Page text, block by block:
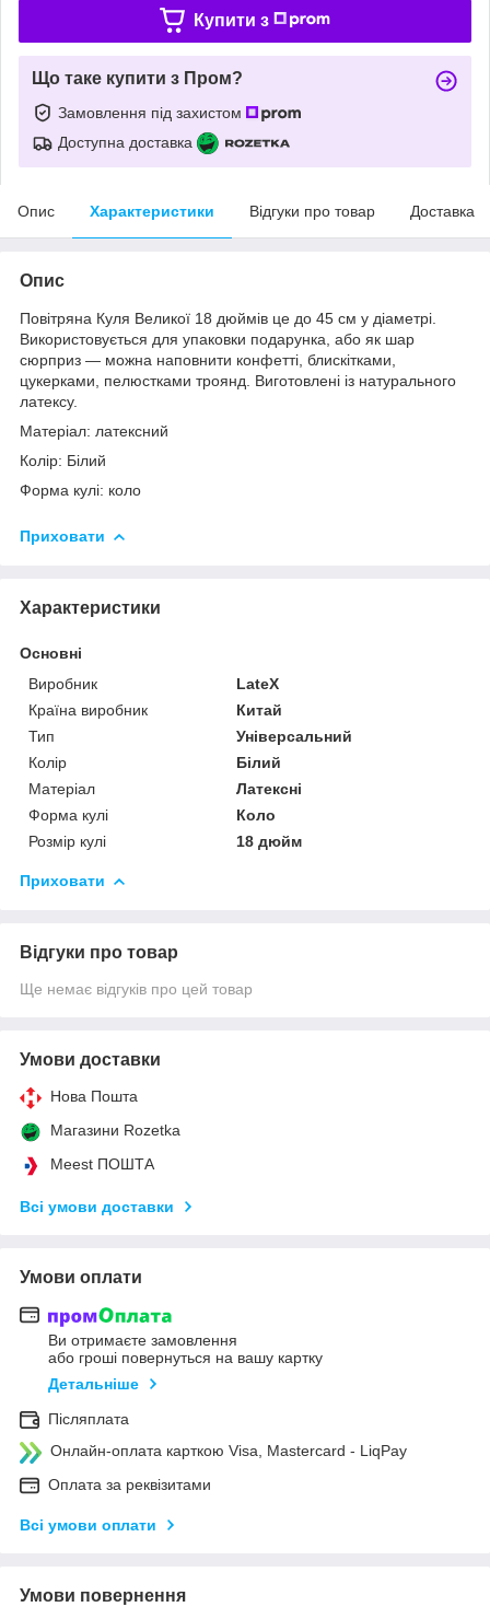
Купити з
Що таке купити з Пром?
Замовлення під захистом
Доступна доставка
Опис Характеристики Відгуки про товар Доставка
Опис
Повітряна Куля Великої 18 дюймів це до 45 см у діаметрі.
Використовується для упаковки подарунка, або як шар
сюрприз ― можна наповнити конфетті, блискітками,
цукерками, пелюстками троянд. Виготовлені із натурального
латексу.
Матеріал: латексний
Колір: Білий
Форма кулі: коло
Приховати
Характеристики
Основні
Виробник
LateX
Країна виробник
Китай
Тип
Універсальний
Колір
Білий
Матеріал
Латексні
Форма кулі
Коло
Розмір кулі
18 дюйм
Приховати
Відгуки про товар
Ще немає відгуків про цей товар
Умови доставки
Нова Пошта
Магазини Rozetka
Meest ПОШТА
Всі умови доставки
Умови оплати
Ви отримаєте замовлення
або гроші повернуться на вашу картку
Детальніше
Післяплата
Онлайн-оплата карткою Visa, Mastercard - LiqPay
Оплата за реквізитами
Всі умови оплати
Умови повернення